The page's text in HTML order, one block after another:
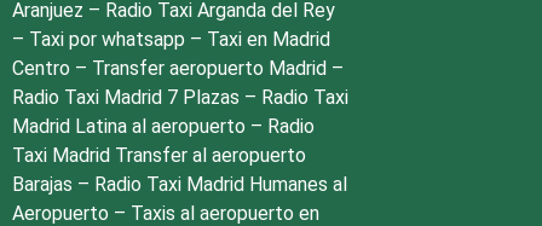
Aranjuez – Radio Taxi Arganda del Rey
– Taxi por whatsapp – Taxi en Madrid
Centro – Transfer aeropuerto Madrid –
Radio Taxi Madrid 7 Plazas – Radio Taxi
Madrid Latina al aeropuerto – Radio
Taxi Madrid Transfer al aeropuerto
Barajas – Radio Taxi Madrid Humanes al
Aeropuerto – Taxis al aeropuerto en